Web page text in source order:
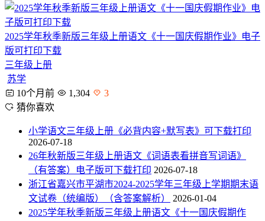
2025学年秋季新版三年级上册语文《十一国庆假期作业》电子
版可打印下载
三年级上册
苏学
10个月前
1,304
3
猜你喜欢
小学语文三年级上册《必背内容+默写表》可下载打印
2026-07-18
26年秋新版三年级上册语文《词语表看拼音写词语》
（有答案）电子版可下载打印 2026-07-18
浙江省嘉兴市平湖市2024-2025学年三年级上学期期末语
文试卷（统编版）（含答案解析）
2026-01-04
2025学年秋季新版三年级上册语文《十一国庆假期作